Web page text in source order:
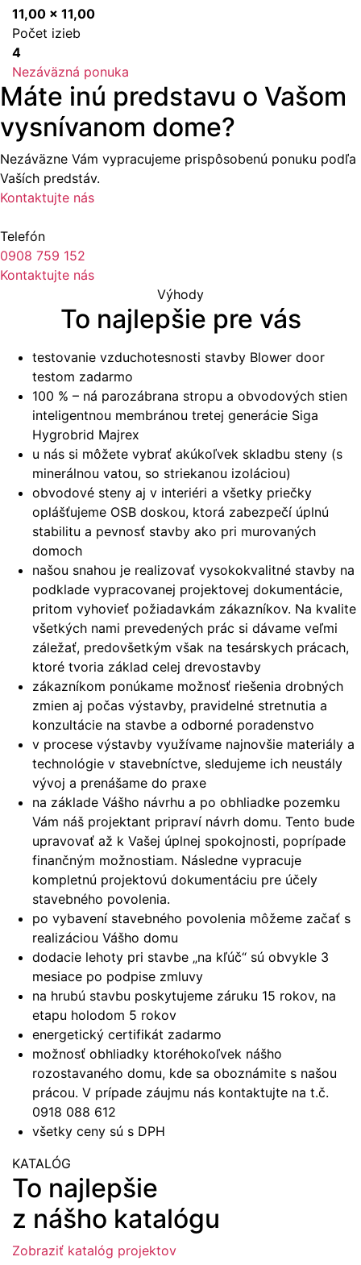
11,00 x 11,00
Počet izieb
4
Nezáväzná ponuka
Máte inú predstavu o Vašom
vysnívanom dome?
Nezáväzne Vám vypracujeme prispôsobenú ponuku podľa
Vaších predstáv.
Kontaktujte nás
Telefón
0908 759 152
Kontaktujte nás
Výhody
To najlepšie pre vás
testovanie vzduchotesnosti stavby Blower door
testom zadarmo
100 % – ná parozábrana stropu a obvodových stien
inteligentnou membránou tretej generácie Siga
Hygrobrid Majrex
u nás si môžete vybrať akúkoľvek skladbu steny (s
minerálnou vatou, so striekanou izoláciou)
obvodové steny aj v interiéri a všetky priečky
oplášťujeme OSB doskou, ktorá zabezpečí úplnú
stabilitu a pevnosť stavby ako pri murovaných
domoch
našou snahou je realizovať vysokokvalitné stavby na
podklade vypracovanej projektovej dokumentácie,
pritom vyhovieť požiadavkám zákazníkov. Na kvalite
všetkých nami prevedených prác si dávame veľmi
záležať, predovšetkým však na tesárskych prácach,
ktoré tvoria základ celej drevostavby
zákazníkom ponúkame možnosť riešenia drobných
zmien aj počas výstavby, pravidelné stretnutia a
konzultácie na stavbe a odborné poradenstvo
v procese výstavby využívame najnovšie materiály a
technológie v stavebníctve, sledujeme ich neustály
vývoj a prenášame do praxe
na základe Vášho návrhu a po obhliadke pozemku
Vám náš projektant pripraví návrh domu. Tento bude
upravovať až k Vašej úplnej spokojnosti, poprípade
finančným možnostiam. Následne vypracuje
kompletnú projektovú dokumentáciu pre účely
stavebného povolenia.
po vybavení stavebného povolenia môžeme začať s
realizáciou Vášho domu
dodacie lehoty pri stavbe „na kľúč“ sú obvykle 3
mesiace po podpise zmluvy
na hrubú stavbu poskytujeme záruku 15 rokov, na
etapu holodom 5 rokov
energetický certifikát zadarmo
možnosť obhliadky ktoréhokoľvek nášho
rozostavaného domu, kde sa oboznámite s našou
prácou. V prípade záujmu nás kontaktujte na t.č.
0918 088 612
všetky ceny sú s DPH
KATALÓG
To najlepšie
z nášho katalógu
Zobraziť katalóg projektov